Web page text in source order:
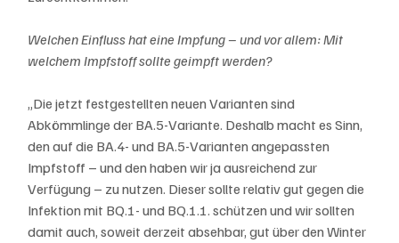
Welchen Einfluss hat eine Impfung – und vor allem: Mit
welchem Impfstoff sollte geimpft werden?
„Die jetzt festgestellten neuen Varianten sind
Abkömmlinge der BA.5-Variante. Deshalb macht es Sinn,
den auf die BA.4- und BA.5-Varianten angepassten
Impfstoff – und den haben wir ja ausreichend zur
Verfügung – zu nutzen. Dieser sollte relativ gut gegen die
Infektion mit BQ.1- und BQ.1.1. schützen und wir sollten
damit auch, soweit derzeit absehbar, gut über den Winter